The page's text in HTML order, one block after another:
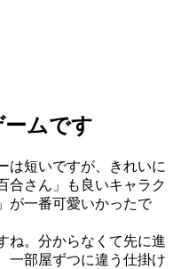
ムです
は短いですが、きれいに
合さん」も良いキャラク
が一番可愛いかったで
ね。分からなくて先に進
一部屋ずつに違う仕掛け